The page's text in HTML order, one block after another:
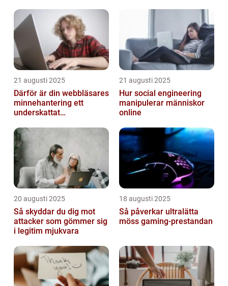
21 augusti 2025
Därför är din webbläsares
minnehantering ett
underskattat
21 augusti 2025
Hur social engineering
manipulerar människor
online
20 augusti 2025
Så skyddar du dig mot
attacker som gömmer sig
i legitim mjukvara
18 augusti 2025
Så påverkar ultralätta
möss gaming-prestandan